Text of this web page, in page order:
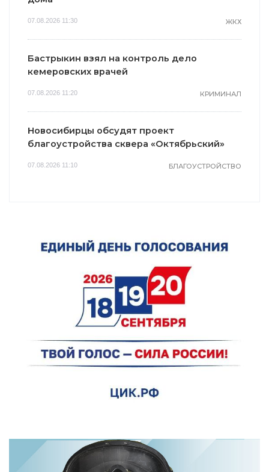
07.08.2026 11:30 ЖКХ
Бастрыкин взял на контроль дело
кемеровских врачей
07.08.2026 11:20 КРИМИНАЛ
Новосибирцы обсудят проект
благоустройства сквера «Октябрьский»
07.08.2026 11:10 БЛАГОУСТРОЙСТВО